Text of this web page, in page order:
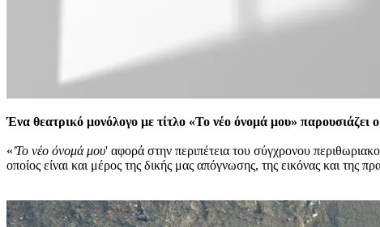
Ένα θεατρικό μονόλογο με τίτλο «Το νέο όνομά μου» παρουσιάζει
«'Το νέο όνομά μου' αφορά στην περιπέτεια του σύγχρονου
οποίος είναι και μέρος της δικής μας απόγνωσης, της εικόνας και της